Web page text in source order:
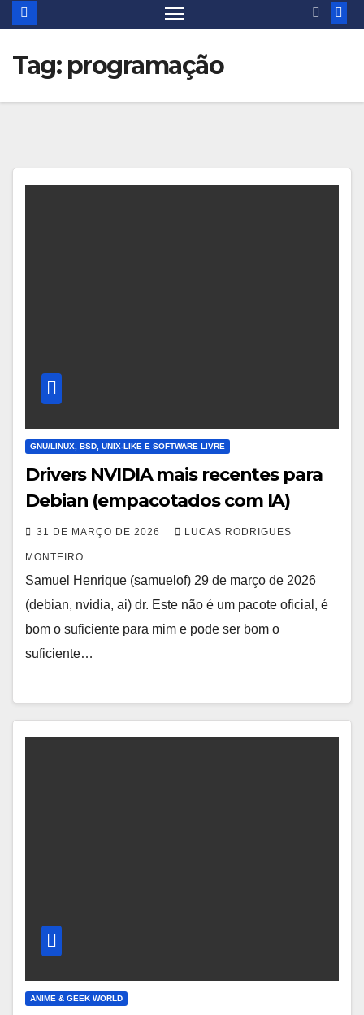
Tag: programação
GNU/LINUX, BSD, UNIX-LIKE E SOFTWARE LIVRE
Drivers NVIDIA mais recentes para
Debian (empacotados com IA)
31 DE MARÇO DE 2026 LUCAS RODRIGUES
MONTEIRO
Samuel Henrique (samuelof) 29 de março de 2026
(debian, nvidia, ai) dr. Este não é um pacote oficial, é
bom o suficiente para mim e pode ser bom o
suficiente…
ANIME & GEEK WORLD